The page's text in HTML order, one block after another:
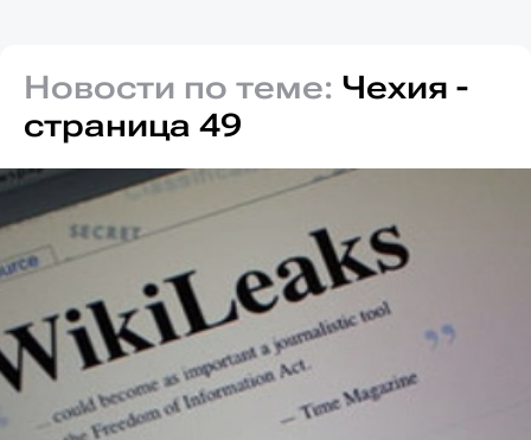
Новости по теме: Чехия -
страница 49